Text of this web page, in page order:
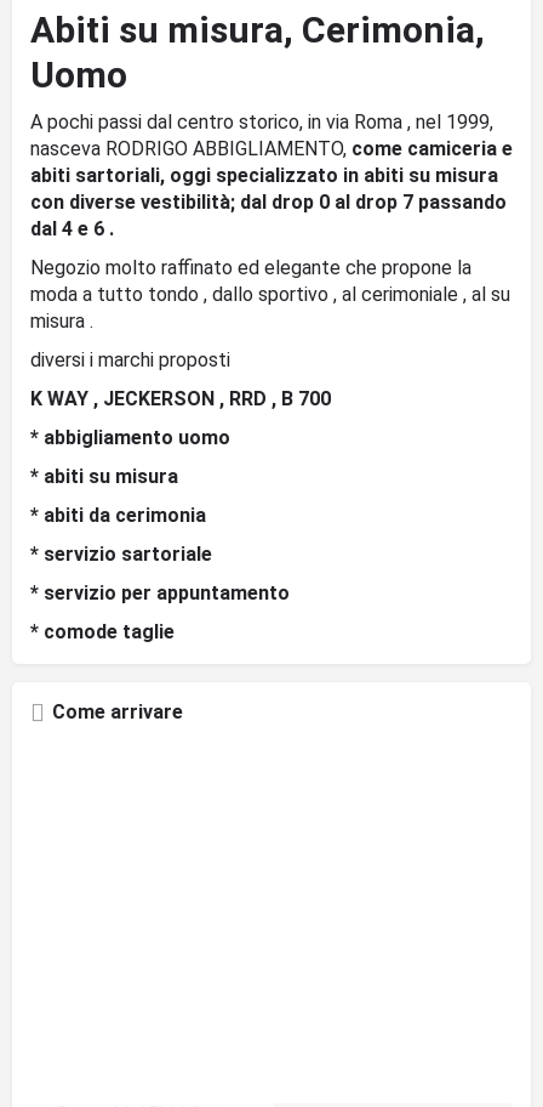
Abiti su misura, Cerimonia,
Uomo
A pochi passi dal centro storico, in via Roma , nel 1999,
nasceva RODRIGO ABBIGLIAMENTO, come camiceria e
abiti sartoriali, oggi specializzato in abiti su misura
con diverse vestibilità; dal drop 0 al drop 7 passando
dal 4 e 6 .
Negozio molto raffinato ed elegante che propone la
moda a tutto tondo , dallo sportivo , al cerimoniale , al su
misura .
diversi i marchi proposti
K WAY , JECKERSON , RRD , B 700
* abbigliamento uomo
* abiti su misura
* abiti da cerimonia
* servizio sartoriale
* servizio per appuntamento
* comode taglie
Come arrivare